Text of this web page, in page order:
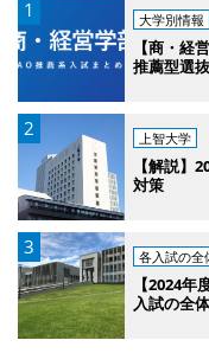
大学別情報
【商・経
推薦型選
上智大学
【解説】
対策
各入試の全
【2024
入試の全